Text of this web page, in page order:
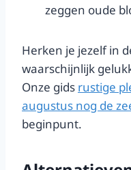
zeggen oude
Herken je jezelf in
waarschijnlijk
Onze gids rustige
augustus nog de
beginpunt.